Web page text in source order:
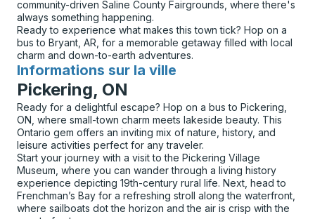
community-driven Saline County Fairgrounds, where there's
always something happening.
Ready to experience what makes this town tick? Hop on a
bus to Bryant, AR, for a memorable getaway filled with local
charm and down-to-earth adventures.
Informations sur la ville
pour
Pickering, ON
Ready for a delightful escape? Hop on a bus to Pickering,
ON, where small-town charm meets lakeside beauty. This
Ontario gem offers an inviting mix of nature, history, and
leisure activities perfect for any traveler.
Start your journey with a visit to the Pickering Village
Museum, where you can wander through a living history
experience depicting 19th-century rural life. Next, head to
Frenchman’s Bay for a refreshing stroll along the waterfront,
where sailboats dot the horizon and the air is crisp with the